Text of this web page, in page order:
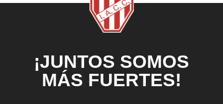
¡JUNTOS SOMOS
MÁS FUERTES!